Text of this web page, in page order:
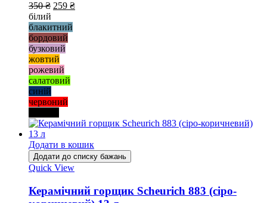
350₴ 259 ₴
білий
блакитний
бордовий
бузковий
жовтий
рожевий
салатовий
синій
червоний
Додати в кошик
Додати до списку бажань
Quick View
Керамічний горщик Scheurich 883 (сіро-